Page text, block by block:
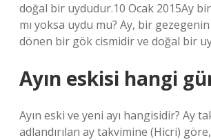
doğal bir uydudur.10 Ocak 2015Ay bir
mı yoksa uydu mu? Ay, bir
dönen bir gök cismidir ve doğal bir
Ayın eskisi hangi
Ayın eski ve yeni ayı hangisidir? Ay
adlandırılan ay takvimine (Hicri)